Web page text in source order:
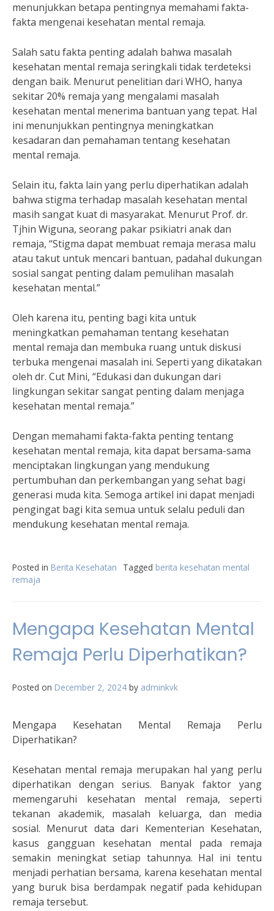
menunjukkan betapa pentingnya memahami fakta-
fakta mengenai kesehatan mental remaja.
Salah satu fakta penting adalah bahwa masalah
kesehatan mental remaja seringkali tidak terdeteksi
dengan baik. Menurut penelitian dari WHO, hanya
sekitar 20% remaja yang mengalami masalah
kesehatan mental menerima bantuan yang tepat. Hal
ini menunjukkan pentingnya meningkatkan
kesadaran dan pemahaman tentang kesehatan
mental remaja.
Selain itu, fakta lain yang perlu diperhatikan adalah
bahwa stigma terhadap masalah kesehatan mental
masih sangat kuat di masyarakat. Menurut Prof. dr.
Tjhin Wiguna, seorang pakar psikiatri anak dan
remaja, “Stigma dapat membuat remaja merasa malu
atau takut untuk mencari bantuan, padahal dukungan
sosial sangat penting dalam pemulihan masalah
kesehatan mental.”
Oleh karena itu, penting bagi kita untuk
meningkatkan pemahaman tentang kesehatan
mental remaja dan membuka ruang untuk diskusi
terbuka mengenai masalah ini. Seperti yang dikatakan
oleh dr. Cut Mini, “Edukasi dan dukungan dari
lingkungan sekitar sangat penting dalam menjaga
kesehatan mental remaja.”
Dengan memahami fakta-fakta penting tentang
kesehatan mental remaja, kita dapat bersama-sama
menciptakan lingkungan yang mendukung
pertumbuhan dan perkembangan yang sehat bagi
generasi muda kita. Semoga artikel ini dapat menjadi
pengingat bagi kita semua untuk selalu peduli dan
mendukung kesehatan mental remaja.
Posted in Berita Kesehatan Tagged berita kesehatan mental
remaja
Mengapa Kesehatan Mental
Remaja Perlu Diperhatikan?
Posted on December 2, 2024 by adminkvk
Mengapa Kesehatan Mental Remaja Perlu
Diperhatikan?
Kesehatan mental remaja merupakan hal yang perlu
diperhatikan dengan serius. Banyak faktor yang
memengaruhi kesehatan mental remaja, seperti
tekanan akademik, masalah keluarga, dan media
sosial. Menurut data dari Kementerian Kesehatan,
kasus gangguan kesehatan mental pada remaja
semakin meningkat setiap tahunnya. Hal ini tentu
menjadi perhatian bersama, karena kesehatan mental
yang buruk bisa berdampak negatif pada kehidupan
remaja tersebut.